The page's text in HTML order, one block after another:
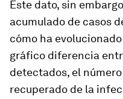
Este dato, sin
acumulado de casos
cómo ha
gráfico diferencia
detectados, el
recuperado de la